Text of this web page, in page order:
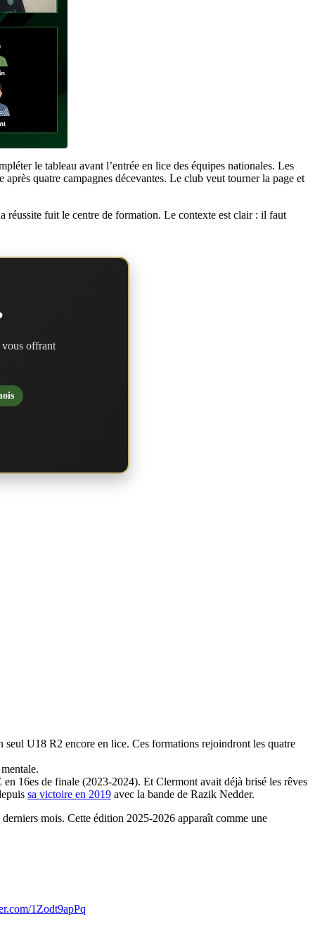
le tableau avant l’entrée en lice des équipes nationales. Les
quatre campagnes décevantes. Le club veut tourner la page et
réussite fuit le centre de formation. Le contexte est clair : il faut
vous offrant
U18 R2 encore en lice. Ces formations rejoindront les quatre
16es de finale (2023-2024). Et Clermont avait déjà brisé les rêves
sa victoire en 2019 avec la bande de Razik Nedder.
mois. Cette édition 2025-2026 apparaît comme une
1Zodt9apPq